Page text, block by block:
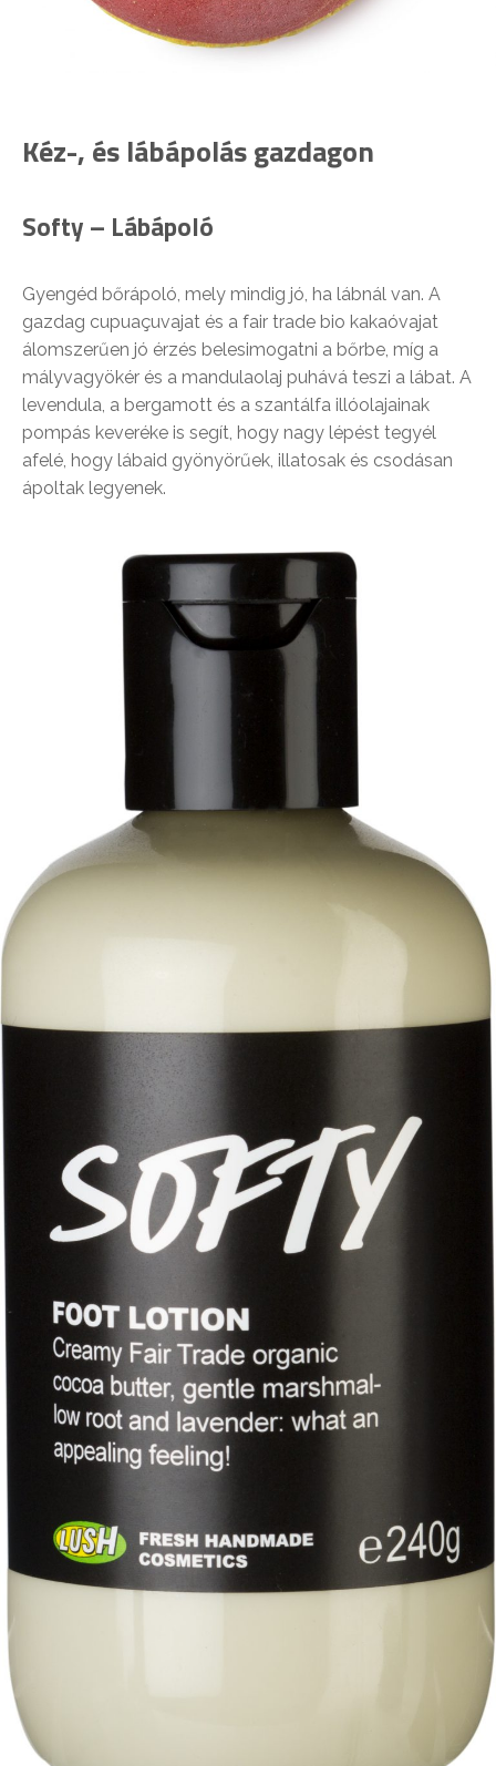
Kéz-, és lábápolás gazdagon
Softy – Lábápoló
Gyengéd bőrápoló, mely mindig jó, ha lábnál van. A
gazdag cupuaçuvajat és a fair trade bio kakaóvajat
álomszerűen jó érzés belesimogatni a bőrbe, míg a
mályvagyökér és a mandulaolaj puhává teszi a lábat. A
levendula, a bergamott és a szantálfa illóolajainak
pompás keveréke is segít, hogy nagy lépést tegyél
afelé, hogy lábaid gyönyörűek, illatosak és csodásan
ápoltak legyenek.